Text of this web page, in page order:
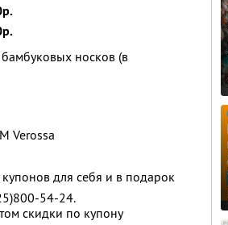
носков (в
Verossa
для себя и в подарок
54-24.
скидки по купону